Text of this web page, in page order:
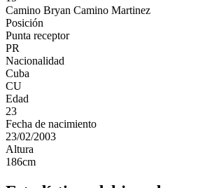
Camino Bryan Camino Martinez
Posición
Punta receptor
PR
Nacionalidad
Cuba
CU
Edad
23
Fecha de nacimiento
23/02/2003
Altura
186cm